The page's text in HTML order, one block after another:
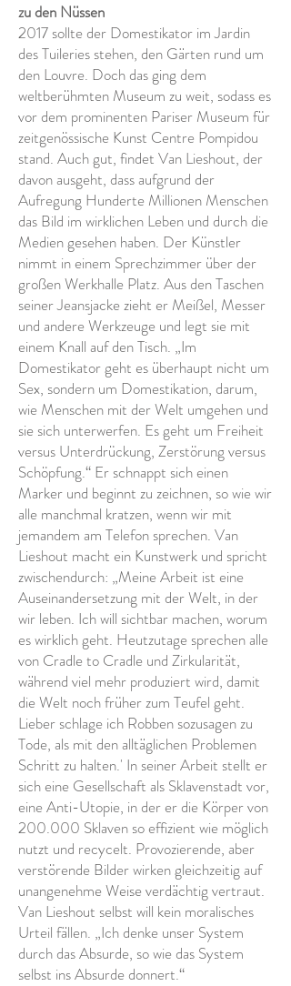
zu den Nüssen
2017 sollte der Domestikator im Jardin
des Tuileries stehen, den Gärten rund um
den Louvre. Doch das ging dem
weltberühmten Museum zu weit, sodass es
vor dem prominenten Pariser Museum für
zeitgenössische Kunst Centre Pompidou
stand. Auch gut, findet Van Lieshout, der
davon ausgeht, dass aufgrund der
Aufregung Hunderte Millionen Menschen
das Bild im wirklichen Leben und durch die
Medien gesehen haben. Der Künstler
nimmt in einem Sprechzimmer über der
großen Werkhalle Platz. Aus den Taschen
seiner Jeansjacke zieht er Meißel, Messer
und andere Werkzeuge und legt sie mit
einem Knall auf den Tisch. „Im
Domestikator geht es überhaupt nicht um
Sex, sondern um Domestikation, darum,
wie Menschen mit der Welt umgehen und
sie sich unterwerfen. Es geht um Freiheit
versus Unterdrückung, Zerstörung versus
Schöpfung.“ Er schnappt sich einen
Marker und beginnt zu zeichnen, so wie wir
alle manchmal kratzen, wenn wir mit
jemandem am Telefon sprechen. Van
Lieshout macht ein Kunstwerk und spricht
zwischendurch: „Meine Arbeit ist eine
Auseinandersetzung mit der Welt, in der
wir leben. Ich will sichtbar machen, worum
es wirklich geht. Heutzutage sprechen alle
von Cradle to Cradle und Zirkularität,
während viel mehr produziert wird, damit
die Welt noch früher zum Teufel geht.
Lieber schlage ich Robben sozusagen zu
Tode, als mit den alltäglichen Problemen
Schritt zu halten.' In seiner Arbeit stellt er
sich eine Gesellschaft als Sklavenstadt vor,
eine Anti-Utopie, in der er die Körper von
200.000 Sklaven so effizient wie möglich
nutzt und recycelt. Provozierende, aber
verstörende Bilder wirken gleichzeitig auf
unangenehme Weise verdächtig vertraut.
Van Lieshout selbst will kein moralisches
Urteil fällen. „Ich denke unser System
durch das Absurde, so wie das System
selbst ins Absurde donnert.“